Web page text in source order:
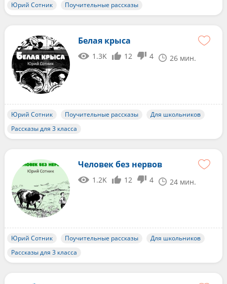
Юрий Сотник Поучительные рассказы
Белая крыса
1.3K 12 4 26 мин.
Юрий Сотник Поучительные рассказы
Для школьников
Рассказы для 3 класса
Человек без нервов
1.2K 12 4 24 мин.
Юрий Сотник Поучительные рассказы
Для школьников
Рассказы для 3 класса